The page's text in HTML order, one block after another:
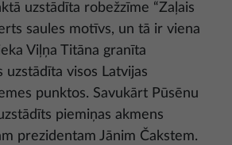
uzstādīta robežzīme “Zaļais
saules motīvs, un tā ir viena
Viļņa Titāna granīta
uzstādīta visos Latvijas
punktos. Savukārt Pūsēnu
piemiņas akmens
prezidentam Jānim Čakstem.